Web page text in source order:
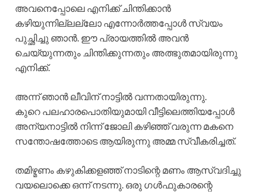
അവനെപ്പോലെ എനിക്ക് ചിന്തിക്കാൻ
കഴിയുന്നില്ലല്ലോ എന്നോർത്തപ്പോൾ സ്വയം
പുച്ഛിച്ചു ഞാൻ. ഈ പ്രായത്തിൽ അവൻ
ചെയ്യുന്നതും ചിന്തിക്കുന്നതും അത്ഭുതമായിരുന്നു
എനിക്ക്.
അന്ന് ഞാൻ ലീവിന് നാട്ടിൽ വന്നതായിരുന്നു.
കുറെ പലഹാരപൊതിയുമായി വീട്ടിലെത്തിയപ്പോൾ
അന്യനാട്ടിൽ നിന്ന് ജോലി കഴിഞ്ഞ് വരുന്ന മകനെ
സന്തോഷത്തോടെ ആയിരുന്നു അമ്മ സ്വീകരിച്ചത്.
തമിഴ്മണം കഴുകിക്കളഞ്ഞ് നാടിന്റെ മണം ആസ്വദിച്ചു
വയലൊക്കെ ഒന്ന് നടന്നു. ഒരു ഗൾഫുകാരന്റെ